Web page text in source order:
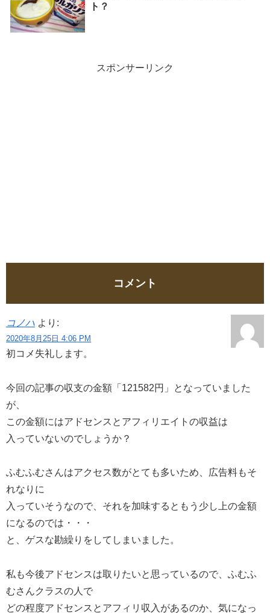
ト？
スポンサーリンク
コメント
コノハ より:
2020年8月25日 4:06 PM
初コメ失礼します。
今回の記事の収支の金額「121582円」となっていました
が、
この金額にはアドセンスとアフィリエイトの収益は
入っていないのでしょうか？
ふむふむさんはアクセス数がとても多いため、広告料もそ
れなりに
入っていそうなので、それを加味するともう少し上の金額
になるのでは・・・
と、ゲスな勘繰りをしてしまいました。
私も今後アドセンスは取りたいと思っているので、ふむふ
むさんクラスの人で
どの程度アドセンスとアフィリ収入があるのか、気になっ